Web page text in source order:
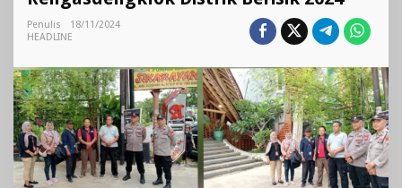
Distrik
Berisik
2024
Penulis
18/11/2024
HEADLINE